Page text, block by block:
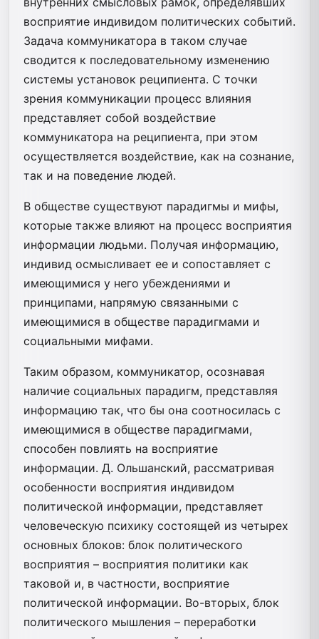
восприятие индивидом политических событий.
Задача коммуникатора в таком случае
сводится к последовательному изменению
системы установок реципиента. С точки
зрения коммуникации процесс влияния
представляет собой воздействие
коммуникатора на реципиента, при этом
осуществляется воздействие, как на сознание,
так и на поведение людей.
В обществе существуют парадигмы и мифы,
которые также влияют на процесс восприятия
информации людьми. Получая информацию,
индивид осмысливает ее и сопоставляет с
имеющимися у него убеждениями и
принципами, напрямую связанными с
имеющимися в обществе парадигмами и
социальными мифами.
Таким образом, коммуникатор, осознавая
наличие социальных парадигм, представляя
информацию так, что бы она соотносилась с
имеющимися в обществе парадигмами,
способен повлиять на восприятие
информации. Д. Ольшанский, рассматривая
особенности восприятия индивидом
политической информации, представляет
человеческую психику состоящей из четырех
основных блоков: блок политического
восприятия – восприятия политики как
таковой и, в частности, восприятие
политической информации. Во-вторых, блок
политического мышления – переработки